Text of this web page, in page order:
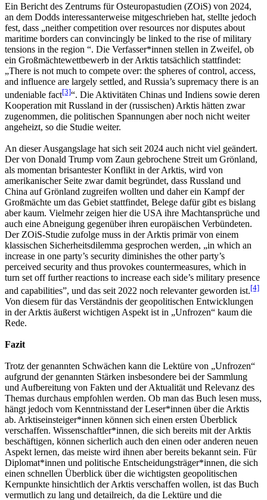
Ein Bericht des Zentrums für Osteuropastudien (ZOiS) von 2024,
an dem Dodds interessanterweise mitgeschrieben hat, stellte jedoch
fest, dass „neither competition over resources nor disputes about
maritime borders can convincingly be linked to the rise of military
tensions in the region “. Die Verfasser*innen stellen in Zweifel, ob
ein Großmächtewettbewerb in der Arktis tatsächlich stattfindet:
„There is not much to compete over: the spheres of control, access,
and influence are largely settled, and Russia’s supremacy there is an
undeniable fact[3]“. Die Aktivitäten Chinas und Indiens sowie deren
Kooperation mit Russland in der (russischen) Arktis hätten zwar
zugenommen, die politischen Spannungen aber noch nicht weiter
angeheizt, so die Studie weiter.
An dieser Ausgangslage hat sich seit 2024 auch nicht viel geändert.
Der von Donald Trump vom Zaun gebrochene Streit um Grönland,
als momentan brisantester Konflikt in der Arktis, wird von
amerikanischer Seite zwar damit begründet, dass Russland und
China auf Grönland zugreifen wollten und daher ein Kampf der
Großmächte um das Gebiet stattfindet, Belege dafür gibt es bislang
aber kaum. Vielmehr zeigen hier die USA ihre Machtansprüche und
auch eine Abneigung gegenüber ihren europäischen Verbündeten.
Der ZOiS-Studie zufolge muss in der Arktis primär von einem
klassischen Sicherheitsdilemma gesprochen werden, „in which an
increase in one party’s security diminishes the other party’s
perceived security and thus provokes countermeasures, which in
turn set off further reactions to increase each side’s military presence
and capabilities”, und das seit 2022 noch relevanter geworden ist.[4]
Von diesem für das Verständnis der geopolitischen Entwicklungen
in der Arktis äußerst wichtigen Aspekt ist in „Unfrozen“ kaum die
Rede.
Fazit
Trotz der genannten Schwächen kann die Lektüre von „Unfrozen“
aufgrund der genannten Stärken insbesondere bei der Sammlung
und Aufbereitung von Fakten und der Aktualität und Relevanz des
Themas durchaus empfohlen werden. Ob man das Buch lesen muss,
hängt jedoch vom Kenntnisstand der Leser*innen über die Arktis
ab. Arktiseinsteiger*innen können sich einen ersten Überblick
verschaffen. Wissenschaftler*innen, die sich bereits mit der Arktis
beschäftigen, können sicherlich auch den einen oder anderen neuen
Aspekt lernen, das meiste wird ihnen aber bereits bekannt sein. Für
Diplomat*innen und politische Entscheidungsträger*innen, die sich
einen schnellen Überblick über die wichtigsten geopolitischen
Kernpunkte hinsichtlich der Arktis verschaffen wollen, ist das Buch
vermutlich zu lang und detailreich, da die Lektüre und die